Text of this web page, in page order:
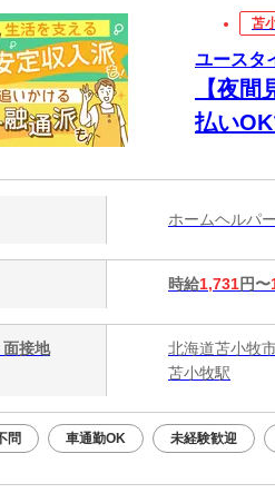
苫
ユースタ
【夜
払い
ホームヘルパ
時給1,731円〜
接地
北海道苫小牧
苫小牧駅
問 車通勤OK 未経験歓迎